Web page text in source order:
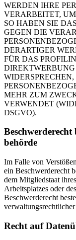
WERDEN IHRE
VERARBEITET,
SO HABEN SIE
GEGEN DIE
DERARTIGER
FÜR DAS
MEHR ZUM
VERWENDET
DSGVO).
behörde
Im Falle von
ein Beschwerderecht
dem Mitgliedstaat
Arbeitsplatzes oder
Beschwerderecht
Recht auf